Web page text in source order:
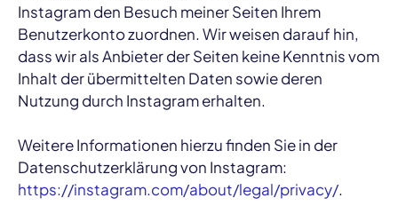
Instagram den Besuch meiner Seiten Ihrem
Benutzerkonto zuordnen. Wir weisen darauf hin,
dass wir als Anbieter der Seiten keine Kenntnis vom
Inhalt der übermittelten Daten sowie deren
Nutzung durch Instagram erhalten.
Weitere Informationen hierzu finden Sie in der
Datenschutzerklärung von Instagram:
https://instagram.com/about/legal/privacy/.